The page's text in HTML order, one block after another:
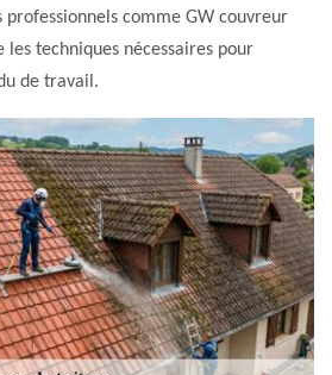
professionnels comme GW couvreur
les techniques nécessaires pour
de travail.